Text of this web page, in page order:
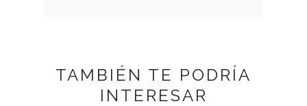
TAMBIÉN TE PODRÍA
INTERESAR